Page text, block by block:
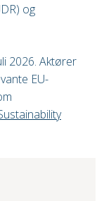
og
2026. Aktører
EU-